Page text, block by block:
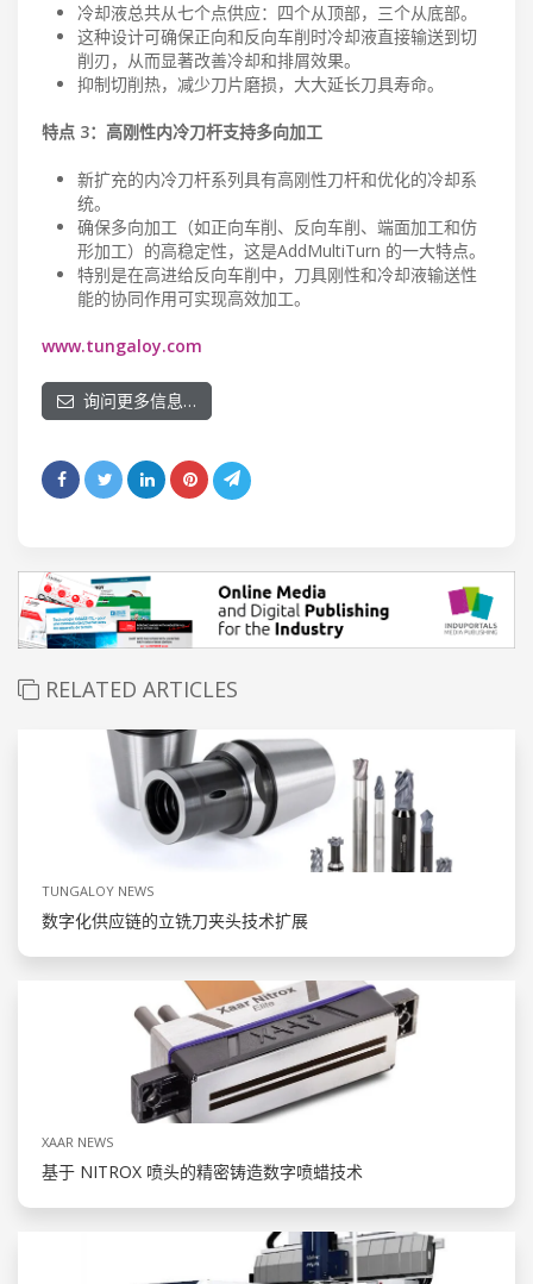
冷却液总共从七个点供应：四个从顶部，三个从底部。
这种设计可确保正向和反向车削时冷却液直接输送到切
削刃，从而显著改善冷却和排屑效果。
抑制切削热，减少刀片磨损，大大延长刀具寿命。
特点 3：高刚性内冷刀杆支持多向加工​
新扩充的内冷刀杆系列具有高刚性刀杆和优化的冷却系
统。
确保多向加工（如正向车削、反向车削、端面加工和仿
形加工）的高稳定性，这是AddMultiTurn 的一大特点。
特别是在高进给反向车削中，刀具刚性和冷却液输送性
能的协同作用可实现高效加工。
www.tungaloy.com
询问更多信息…
RELATED ARTICLES
TUNGALOY NEWS
数字化供应链的立铣刀夹头技术扩展
XAAR NEWS
基于 NITROX 喷头的精密铸造数字喷蜡技术